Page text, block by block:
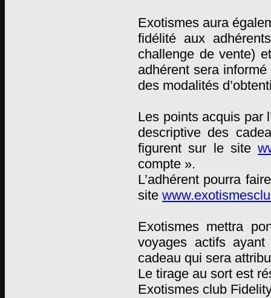
Exotismes aura
fidélité aux
challenge de vente)
adhérent sera
des modalités
Les points acquis par
descriptive des
figurent sur le site
compte ».
L’adhérent pourra
site
Exotismes mettra
voyages actifs
cadeau qui sera
Le tirage au sort est
Exotismes club